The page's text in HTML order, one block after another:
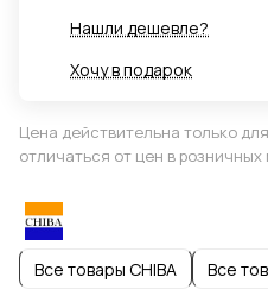
Нашли дешевле?
Хочу в подарок
Цена действительна только
отличаться от цен в розничных
Все товары CHIBA Все